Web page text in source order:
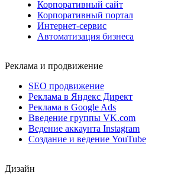
Корпоративный сайт
Корпоративный портал
Интернет-сервис
Автоматизация бизнеса
Реклама и продвижение
SEO продвижение
Реклама в Яндекс Директ
Реклама в Google Ads
Введение группы VK.com
Ведение аккаунта Instagram
Создание и ведение YouTube
Дизайн